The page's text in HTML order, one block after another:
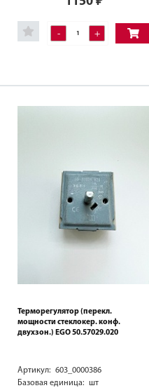
- +
Терморегулятор (перекл.
мощности стеклокер. конф.
двухзон.) EGO 50.57029.020
Артикул: 603_0000386
Базовая единица: шт